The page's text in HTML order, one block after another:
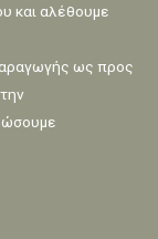
και αλέθουμε
ως προς